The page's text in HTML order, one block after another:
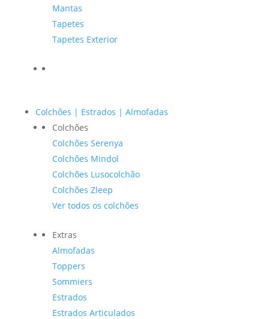
Mantas
Tapetes
Tapetes Exterior
Colchões | Estrados | Almofadas
Colchões
Colchões Serenya
Colchões Mindol
Colchões Lusocolchão
Colchões Zleep
Ver todos os colchões
Extras
Almofadas
Toppers
Sommiers
Estrados
Estrados Articulados